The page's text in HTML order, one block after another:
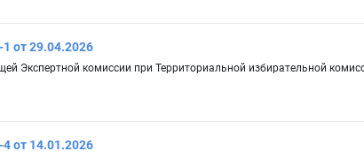
от 29.04.2026
Экспертной комиссии при Территориальной избирательной
от 14.01.2026